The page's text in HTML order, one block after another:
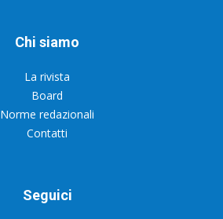
Chi siamo
La rivista
Board
Norme redazionali
Contatti
Seguici